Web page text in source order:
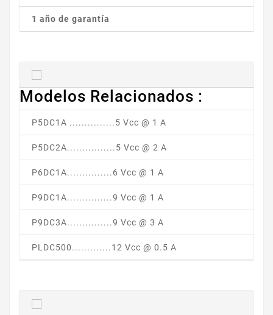
1 año de garantía
Modelos Relacionados :
P5DC1A ...............5 Vcc @ 1 A
P5DC2A................5 Vcc @ 2 A
P6DC1A...............6 Vcc @ 1 A
P9DC1A...............9 Vcc @ 1 A
P9DC3A...............9 Vcc @ 3 A
PLDC500.............12 Vcc @ 0.5 A